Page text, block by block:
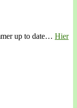
up to date… Hier